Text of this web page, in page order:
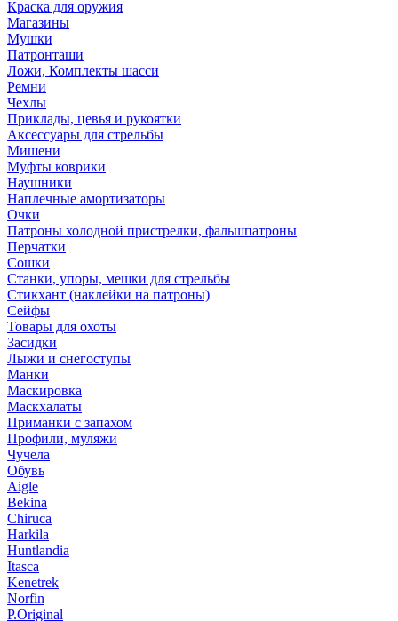
Краска для оружия
Магазины
Мушки
Патронташи
Ложи, Комплекты шасси
Ремни
Чехлы
Приклады, цевья и рукоятки
Аксессуары для стрельбы
Мишени
Муфты коврики
Наушники
Наплечные амортизаторы
Очки
Патроны холодной пристрелки, фальшпатроны
Перчатки
Сошки
Станки, упоры, мешки для стрельбы
Стикхант (наклейки на патроны)
Сейфы
Товары для охоты
Засидки
Лыжи и снегоступы
Манки
Маскировка
Маскхалаты
Приманки с запахом
Профили, муляжи
Чучела
Обувь
Aigle
Bekina
Chiruсa
Harkila
Huntlandia
Itasca
Kenetrek
Norfin
P.Original